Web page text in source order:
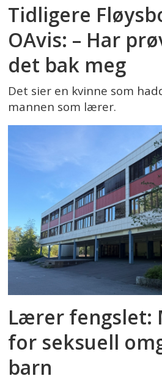
Tidligere
OAvis: – Har
det bak meg
Det sier en kvinne som
mannen som lærer.
Lærer fengslet:
for seksuell
barn